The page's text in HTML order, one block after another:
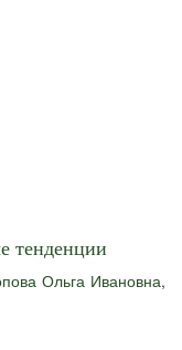
тенденции
Ольга Ивановна,